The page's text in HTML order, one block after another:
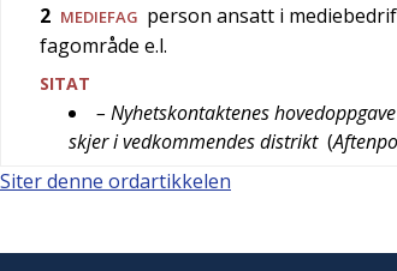
2 MEDIEFAG person ansatt i
fagområde e.l.
SITAT
– Nyhetskontaktenes
skjer i vedkommendes distrikt (
Siter denne ordartikkelen